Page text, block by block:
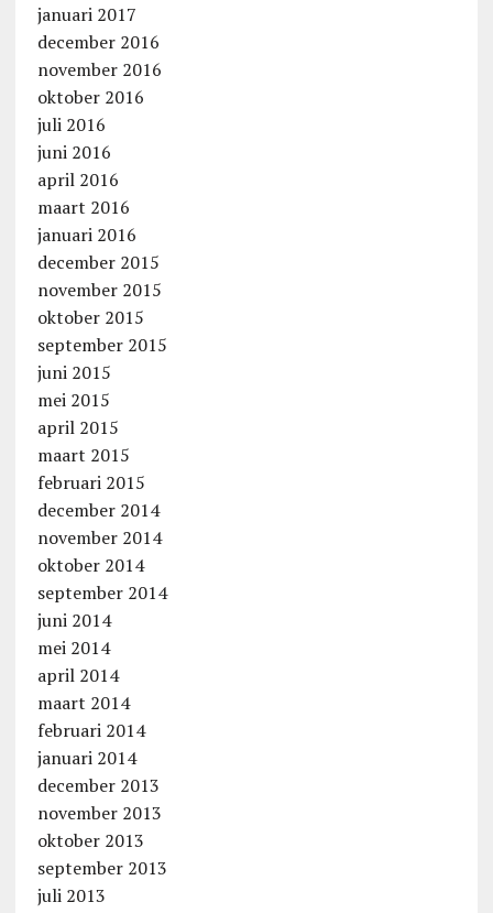
januari 2017
december 2016
november 2016
oktober 2016
juli 2016
juni 2016
april 2016
maart 2016
januari 2016
december 2015
november 2015
oktober 2015
september 2015
juni 2015
mei 2015
april 2015
maart 2015
februari 2015
december 2014
november 2014
oktober 2014
september 2014
juni 2014
mei 2014
april 2014
maart 2014
februari 2014
januari 2014
december 2013
november 2013
oktober 2013
september 2013
juli 2013